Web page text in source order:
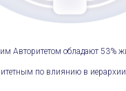
Авторитетом обладают 53%
по влиянию в